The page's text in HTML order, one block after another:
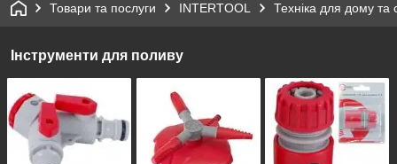
Товари та послуги INTERTOOL Техніка для дому та
Інструменти для поливу